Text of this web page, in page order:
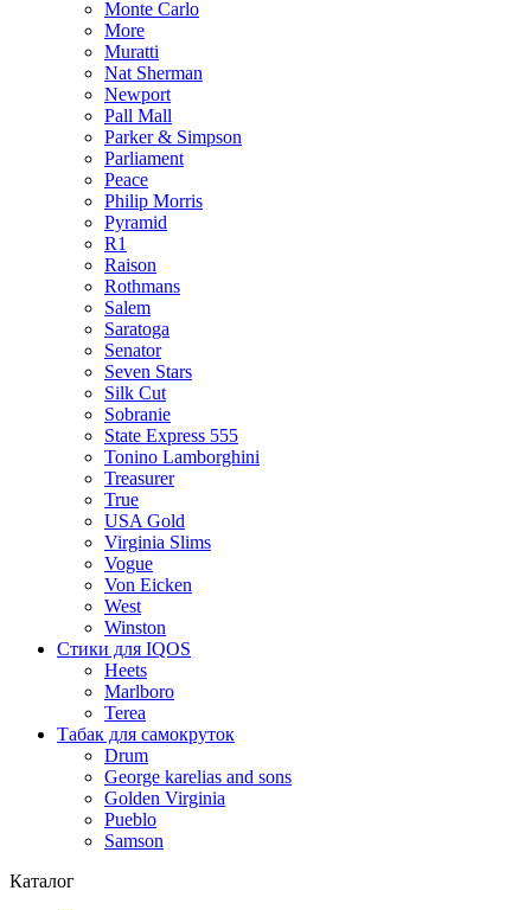
Monte Carlo
More
Muratti
Nat Sherman
Newport
Pall Mall
Parker & Simpson
Parliament
Peace
Philip Morris
Pyramid
R1
Raison
Rothmans
Salem
Saratoga
Senator
Seven Stars
Silk Cut
Sobranie
State Express 555
Tonino Lamborghini
Treasurer
True
USA Gold
Virginia Slims
Vogue
Von Eicken
West
Winston
Стики для IQOS
Heets
Marlboro
Terea
Табак для самокруток
Drum
George karelias and sons
Golden Virginia
Pueblo
Samson
Каталог